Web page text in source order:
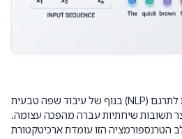
בנוף של עיבוד שפה טבעית (NLP) ובינה מלאכותית, היכולת לתרגם
תשובות שיחתיות עברה מהפכה עצומה.